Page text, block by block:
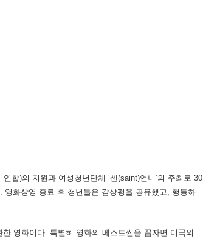
합)의 지원과 여성청년단체 ‘센(saint)언니’의 주최로 30
영화상영 종료 후 청년들은 감상평을 공유했고, 행동하
한 영화이다. 특별히 영화의 베스트씬을 꼽자면 미국의